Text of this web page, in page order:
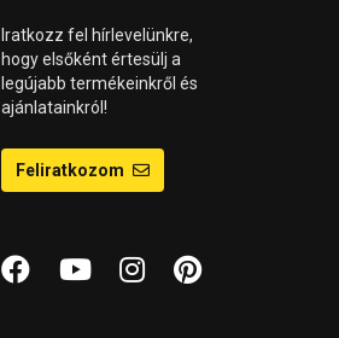
Iratkozz fel hírlevelünkre,
hogy elsőként értesülj a
legújabb termékeinkről és
ajánlatainkról!
Feliratkozom